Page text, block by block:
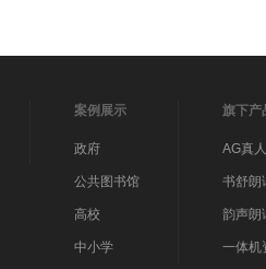
案例展示
政府
公共图书馆
高校
中小学
旗下产
AG真
书舒朗
韵声朗
一体机